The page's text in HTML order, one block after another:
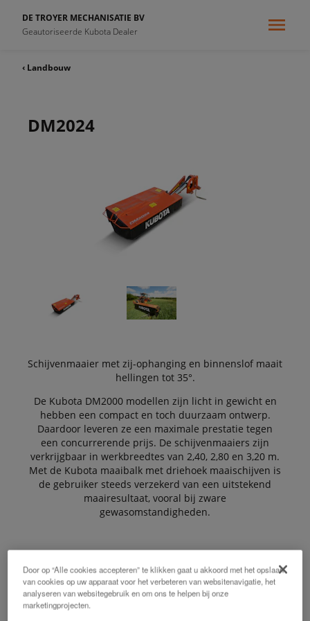
DE TROYER MECHANISATIE BV
Geautoriseerde Kubota Dealer
‹ Landbouw
DM2024
Schijvenmaaier met zij-ophanging en binnenslof maait
hellingen tot 35°.
De Kubota DM2000 modellen zijn licht in gewicht en
hebben een compact en toch duurzaam ontwerp.
Daardoor leveren ze een maximale prestatie tegen
een concurrerende prijs. De schijvenmaaiers zijn
verkrijgbaar in werkbreedtes van 2,40, 2,80 en 3,20 m.
Met de Kubota maaibalk met driehoek maaischijven is
de gebruiker steeds verzekerd van een uitstekend
maairesultaat, vooral bij zware
gewasomstandigheden.
Door op “Alle cookies accepteren” te klikken gaat u akkoord met het opslaan
van cookies op uw apparaat voor het verbeteren van websitenavigatie, het
analyseren van websitegebruik en om ons te helpen bij onze
marketingprojecten.